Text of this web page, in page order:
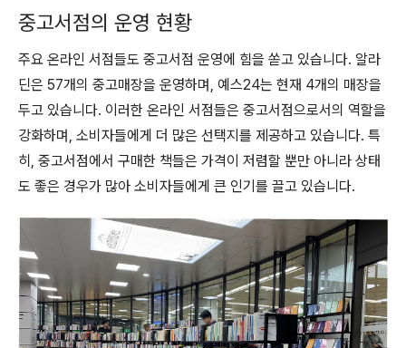
중고서점의 운영 현황
주요 온라인 서점들도 중고서점 운영에 힘을 쏟고 있습니다. 알라
딘은 57개의 중고매장을 운영하며, 예스24는 현재 4개의 매장을
두고 있습니다. 이러한 온라인 서점들은 중고서점으로서의 역할을
강화하며, 소비자들에게 더 많은 선택지를 제공하고 있습니다. 특
히, 중고서점에서 구매한 책들은 가격이 저렴할 뿐만 아니라 상태
도 좋은 경우가 많아 소비자들에게 큰 인기를 끌고 있습니다.